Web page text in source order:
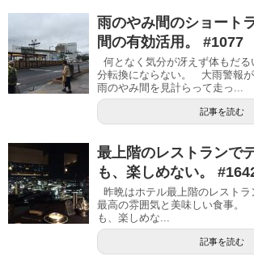
雨のやみ間のショート
間の有効活用。 #1077
何となく気分が冴えず体もだ
分転換にならない。 大雨警報が
雨のやみ間を見計らって走っ...
記事を読む
最上階のレストランで
も、楽しめない。
昨晩はホテル最上階のレスト
最高の雰囲気と美味しい食事
も、楽しめな...
記事を読む